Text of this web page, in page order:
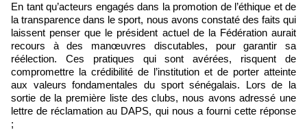
En tant qu’acteurs engagés dans la promotion de l’éthique et de
la transparence dans le sport, nous avons constaté des faits qui
laissent penser que le président actuel de la Fédération aurait
recours à des manœuvres discutables, pour garantir sa
réélection. Ces pratiques qui sont avérées, risquent de
compromettre la crédibilité de l’institution et de porter atteinte
aux valeurs fondamentales du sport sénégalais. Lors de la
sortie de la première liste des clubs, nous avons adressé une
lettre de réclamation au DAPS, qui nous a fourni cette réponse
;